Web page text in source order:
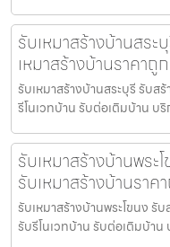
รับเหมาสร้างบ้านสร
เหมาสร้างบ้านราคาถู
รับเหมาสร้างบ้านสระบุรี รับส
รีโนเวทบ้าน รับต่อเติมบ้าน บ
รับเหมาสร้างบ้านพร
รับเหมาสร้างบ้านราค
รับเหมาสร้างบ้านพระโขนง รั
รับรีโนเวทบ้าน รับต่อเติมบ้า